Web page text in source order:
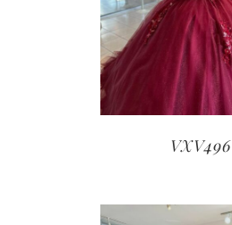
VXV496